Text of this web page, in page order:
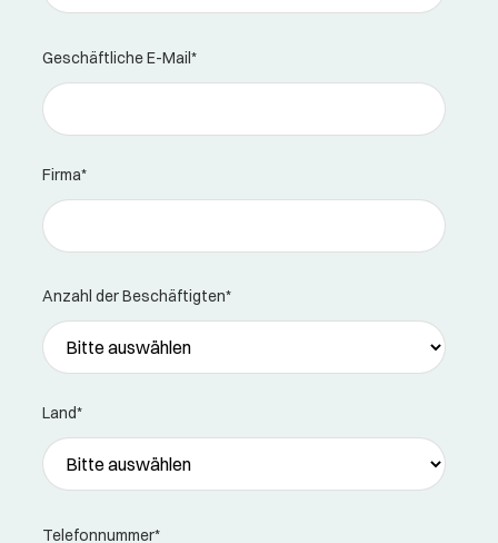
Geschäftliche E-Mail*
Firma*
Anzahl der Beschäftigten*
Land*
Telefonnummer*